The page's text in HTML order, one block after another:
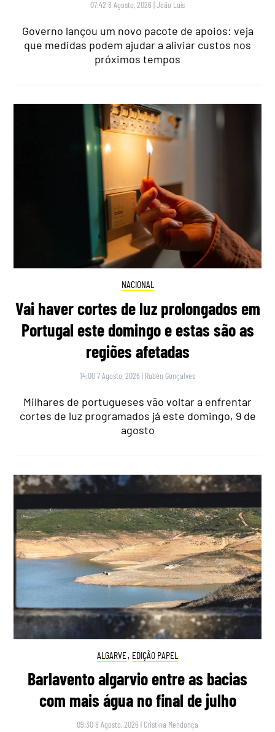
07:42 8 Agosto, 2026 |João Luís
Governo lançou um novo pacote de apoios: veja
que medidas podem ajudar a aliviar custos nos
próximos tempos
NACIONAL
Vai haver cortes de luz prolongados em
Portugal este domingo e estas são as
regiões afetadas
14:00 7 Agosto, 2026 | Rubén Gonçalves
Milhares de portugueses vão voltar a enfrentar
cortes de luz programados já este domingo, 9 de
agosto
ALGARVE, EDIÇÃO PAPEL
Barlavento algarvio entre as bacias
com mais água no final de julho
09:30 8 Agosto, 2026 | Cristina Mendonça